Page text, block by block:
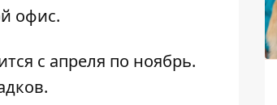
офис.
с апреля по ноябрь.